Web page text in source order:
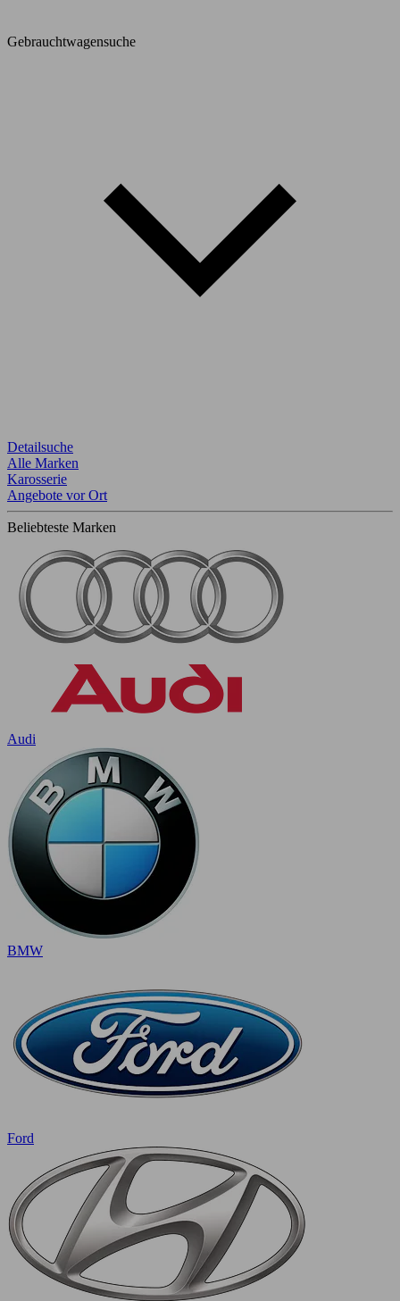
Gebrauchtwagensuche
Detailsuche
Alle Marken
Karosserie
Angebote vor Ort
Beliebteste Marken
Audi
BMW
Ford